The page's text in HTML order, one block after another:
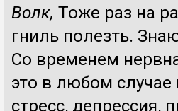
Волк, Тоже раз на
гниль полезть.
Со временем
это в любом случае
стресс, депрессия,